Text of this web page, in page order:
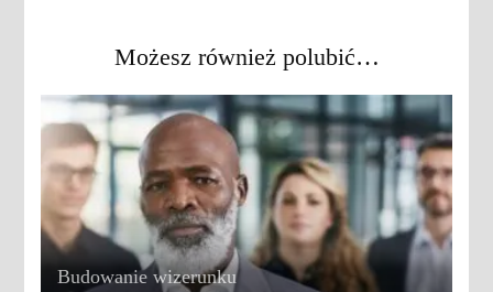
Możesz również polubić…
Budowanie wizerunku